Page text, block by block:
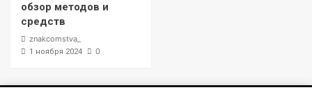
обзор методов и
средств
znakcomstva_
1 ноября 2024 0